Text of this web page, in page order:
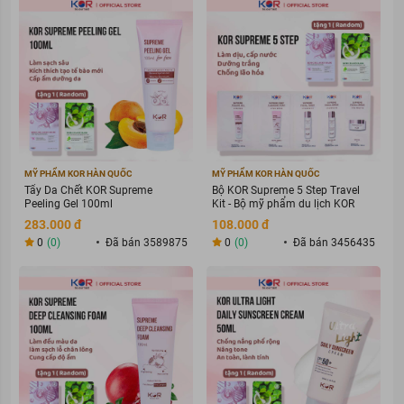
khô rát cho làn da nhạy cảm.
MỸ PHẨM KOR HÀN QUỐC
Tẩy Da Chết KOR Supreme
Peeling Gel 100ml
283.000 đ
0 (0) Đã bán 3589875
MỸ PHẨM KOR HÀN QUỐC
Bộ KOR Supreme 5 Step Travel
Kit - Bộ mỹ phẩm du lịch KOR
108.000 đ
0 (0) Đã bán 3456435